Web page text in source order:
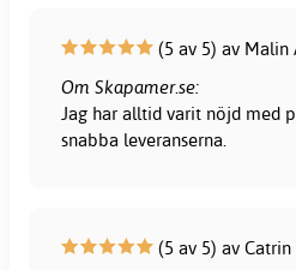
(5 av 5) av Malin
Om Skapamer.se:
Jag har alltid varit nöjd med
snabba leveranserna.
(5 av 5) av Catrin